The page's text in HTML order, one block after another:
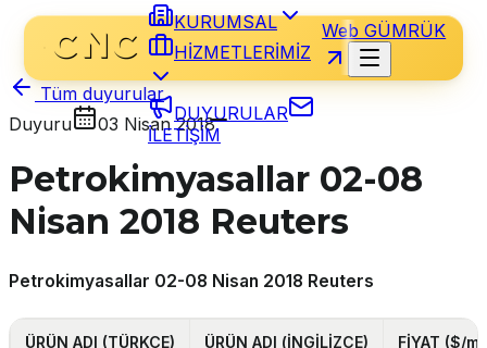
KURUMSAL
HİZMETLERİMİZ
DUYURULAR
İLETİŞİM
Web GÜMRÜK
Tüm duyurular
Duyuru
03 Nisan 2018
Petrokimyasallar 02-08
Nisan 2018 Reuters
Petrokimyasallar 02-08 Nisan 2018 Reuters
ÜRÜN ADI (TÜRKÇE) ÜRÜN ADI (İNGİLİZCE) FİYAT ($/